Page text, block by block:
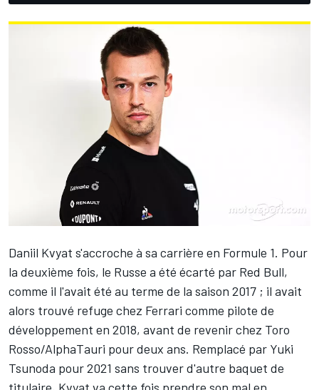
Daniil Kvyat s'accroche à sa carrière en Formule 1. Pour
la deuxième fois, le Russe a été écarté par Red Bull,
comme il l'avait été au terme de la saison 2017 ; il avait
alors trouvé refuge chez Ferrari comme pilote de
développement en 2018, avant de revenir chez Toro
Rosso/AlphaTauri pour deux ans. Remplacé par Yuki
Tsunoda pour 2021 sans trouver d'autre baquet de